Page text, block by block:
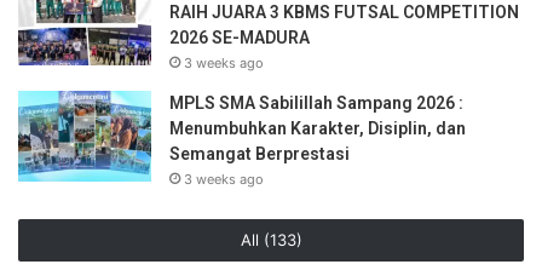
RAIH JUARA 3 KBMS FUTSAL COMPETITION
2026 SE-MADURA
3 weeks ago
MPLS SMA Sabilillah Sampang 2026 :
Menumbuhkan Karakter, Disiplin, dan
Semangat Berprestasi
3 weeks ago
All (133)